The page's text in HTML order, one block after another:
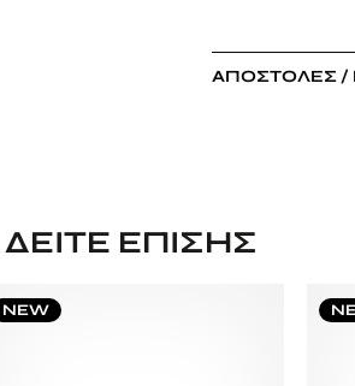
ΑΠΟΣΤΟΛΈΣ /
ΔΕΊΤΕ ΕΠΊΣΗΣ
NEW